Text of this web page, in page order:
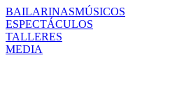
BAILARINASMÚSICOS
ESPECTÁCULOS
TALLERES
MEDIA